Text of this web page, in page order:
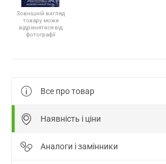
Зовнішній вигляд
товару може
відрізнятися від
фотографії
Все про товар
Наявність і ціни
Аналоги і замінники